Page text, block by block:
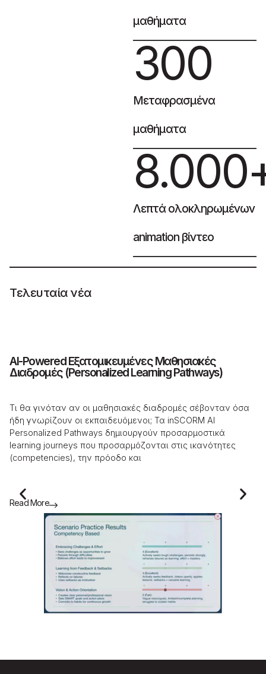
μαθήματα
Μεταφρασμένα
μαθήματα
300
Λεπτά ολοκληρωμένων
animation βίντεο
8.000
Τελευταία νέα
AI-Powered Εξατομικευμένες Μαθησιακές
Διαδρομές (Personalized Learning Pathways)
Τι θα γινόταν αν οι μαθησιακές διαδρομές σέβονταν όσα
ήδη γνωρίζουν οι εκπαιδευόμενοι; Τα inSCORM AI
Personalized Pathways δημιουργούν προσαρμοστικά
learning journeys που προσαρμόζονται στις ικανότητες
(competencies), την πρόοδο και
Read More